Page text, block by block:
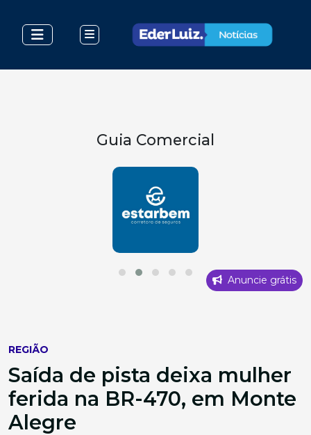
Guia Comercial
Anuncie grátis
REGIÃO
Saída de pista deixa mulher
ferida na BR-470, em Monte
Alegre